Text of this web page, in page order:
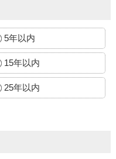
5年以内
15年以内
25年以内